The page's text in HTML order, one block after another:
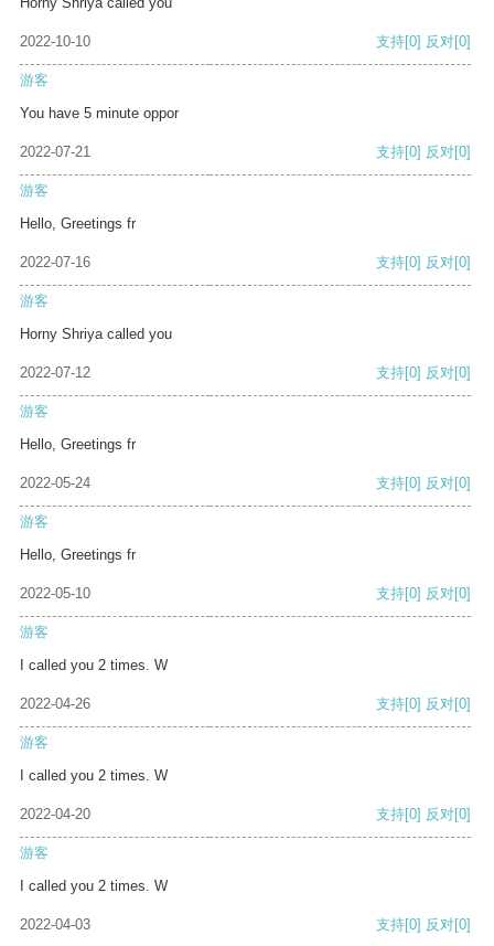
2022-10-10 支持[0] 反对[0]
游客
You have 5 minute oppor
2022-07-21 支持[0] 反对[0]
游客
Hello, Greetings fr
2022-07-16 支持[0] 反对[0]
游客
Horny Shriya called you
2022-07-12 支持[0] 反对[0]
游客
Hello, Greetings fr
2022-05-24 支持[0] 反对[0]
游客
Hello, Greetings fr
2022-05-10 支持[0] 反对[0]
游客
I called you 2 times. W
2022-04-26 支持[0] 反对[0]
游客
I called you 2 times. W
2022-04-20 支持[0] 反对[0]
游客
I called you 2 times. W
2022-04-03 支持[0] 反对[0]